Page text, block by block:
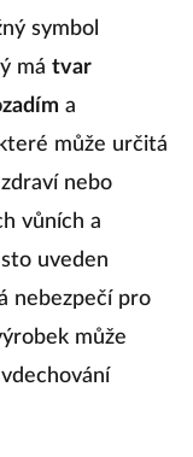
symbol
má tvar
a
může určitá
nebo
vůních a
uveden
nebezpečí pro
může